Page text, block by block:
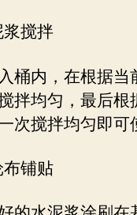
搅拌
桶内，在根据
拌均匀，最后
次搅拌均匀即可
铺贴